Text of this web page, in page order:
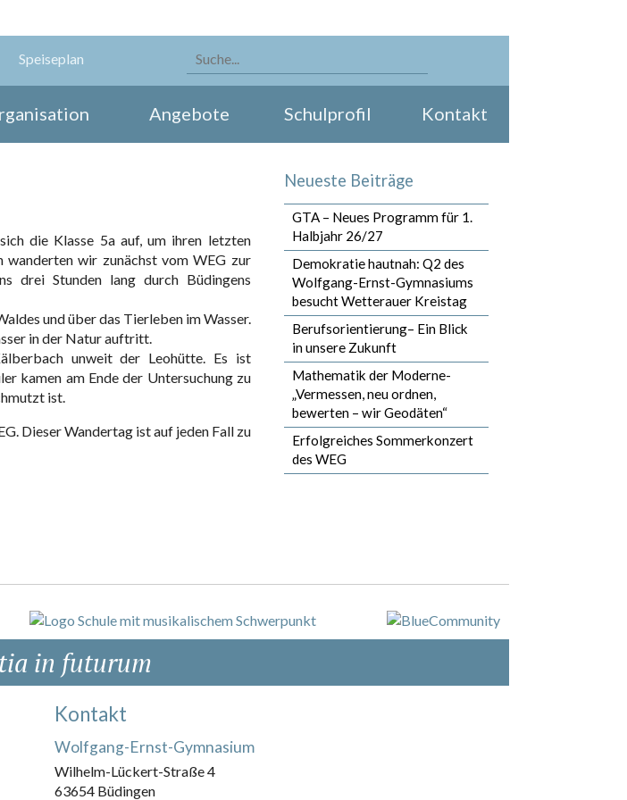
Speiseplan
Angebote Schulprofil Kontakt
die Klasse 5a auf, um ihren letzten
wir zunächst vom WEG zur
drei Stunden lang durch Büdingens
und über das Tierleben im Wasser.
in der Natur auftritt.
unweit der Leohütte. Es ist
kamen am Ende der Untersuchung zu
ist.
Dieser Wandertag ist auf jeden Fall zu
Neueste Beiträge
GTA – Neues Programm für 1.
Halbjahr 26/27
Demokratie hautnah: Q2 des
Wolfgang-Ernst-Gymnasiums
besucht Wetterauer Kreistag
Berufsorientierung– Ein Blick
in unsere Zukunft
Mathematik der Moderne-
„Vermessen, neu ordnen,
bewerten – wir Geodäten“
Erfolgreiches Sommerkonzert
des WEG
in futurum
Kontakt
Wolfgang-Ernst-Gymnasium
Wilhelm-Lückert-Straße 4
63654 Büdingen